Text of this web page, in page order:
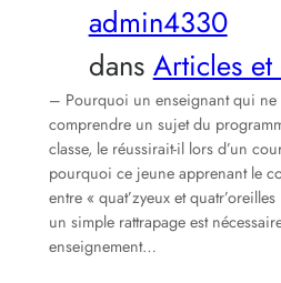
admin4330
dans Articles
– Pourquoi un enseignant qui ne
comprendre un sujet du
classe, le réussirait-il lors d’un
pourquoi ce jeune apprenant le
entre « quat’zyeux et
un simple rattrapage est
enseignement…